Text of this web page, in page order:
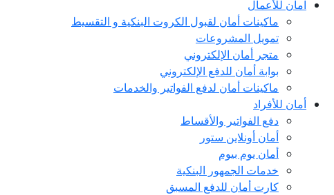
امان للأعمال
ماكينات أمان لقبول الكروت البنكية و التقسيط
تمويل المشروعات
متجر أمان الإلكتروني
بوابة أمان للدفع الإلكتروني
ماكينات أمان لدفع الفواتير والخدمات
أمان للأفراد
دفع الفواتير والأقساط
أمان أونلاين ستور
أمان يوم بيوم
خدمات الجمهور البنكية
كارت أمان للدفع المسبق